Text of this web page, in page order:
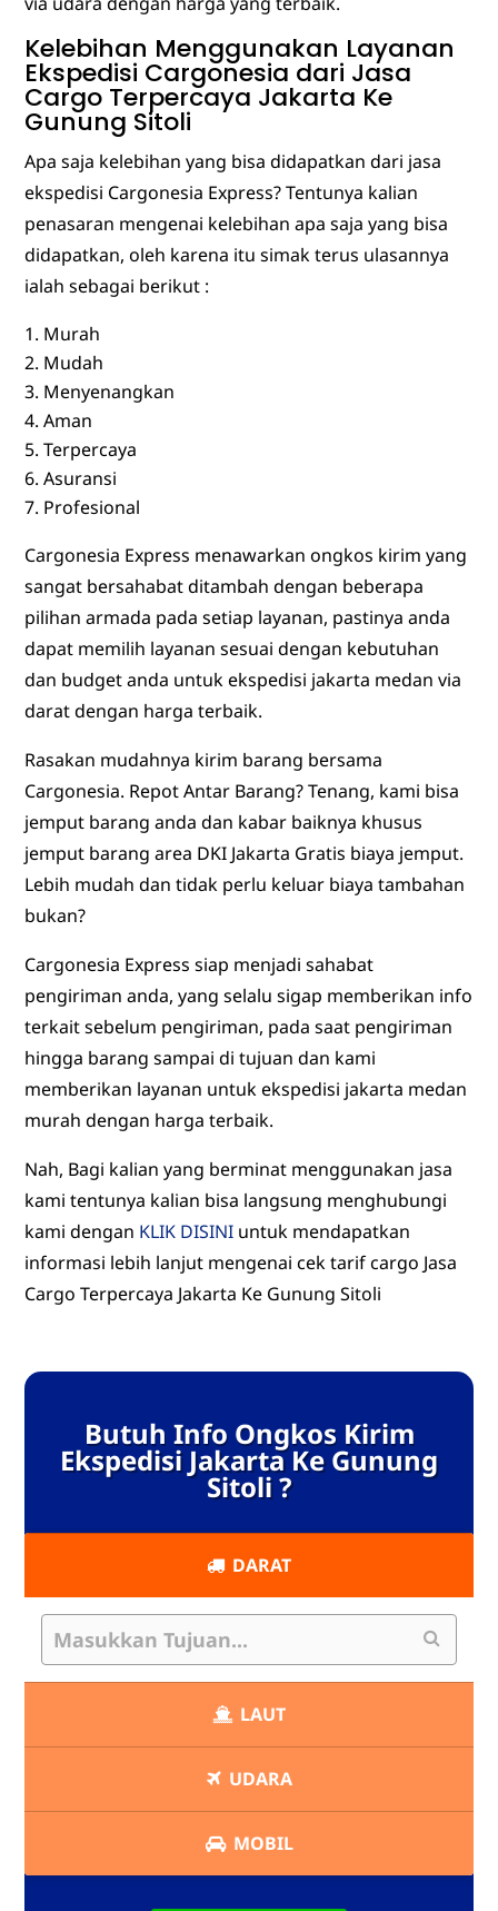
Kelebihan Menggunakan Layanan
Ekspedisi Cargonesia dari Jasa
Cargo Terpercaya Jakarta Ke
Gunung Sitoli
Apa saja kelebihan yang bisa didapatkan dari jasa
ekspedisi Cargonesia Express? Tentunya kalian
penasaran mengenai kelebihan apa saja yang bisa
didapatkan, oleh karena itu simak terus ulasannya
ialah sebagai berikut :
Murah
Mudah
Menyenangkan
Aman
Terpercaya
Asuransi
Profesional
Cargonesia Express menawarkan ongkos kirim yang
sangat bersahabat ditambah dengan beberapa
pilihan armada pada setiap layanan, pastinya anda
dapat memilih layanan sesuai dengan kebutuhan
dan budget anda untuk ekspedisi jakarta medan via
darat dengan harga terbaik.
Rasakan mudahnya kirim barang bersama
Cargonesia. Repot Antar Barang? Tenang, kami bisa
jemput barang anda dan kabar baiknya khusus
jemput barang area DKI Jakarta Gratis biaya jemput.
Lebih mudah dan tidak perlu keluar biaya tambahan
bukan?
Cargonesia Express siap menjadi sahabat
pengiriman anda, yang selalu sigap memberikan info
terkait sebelum pengiriman, pada saat pengiriman
hingga barang sampai di tujuan dan kami
memberikan layanan untuk ekspedisi jakarta medan
murah dengan harga terbaik.
Nah, Bagi kalian yang berminat menggunakan jasa
kami tentunya kalian bisa langsung menghubungi
kami dengan KLIK DISINI untuk mendapatkan
informasi lebih lanjut mengenai cek tarif cargo Jasa
Cargo Terpercaya Jakarta Ke Gunung Sitoli
Butuh Info Ongkos Kirim
Ekspedisi Jakarta Ke Gunung
Sitoli ?
DARAT
LAUT
UDARA
MOBIL